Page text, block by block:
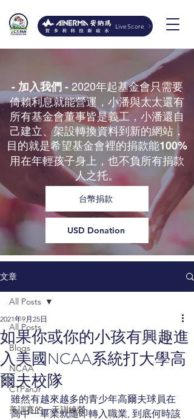
LiveScore
- 加入我們 -2020年起基金會只需要
倚賴利息就能營運，小潘與太太還有
所有基金會董事皆是義工，小潘還自
己建立、架設轉換資料到新的網站，
目的就是希望基金會裡的捐款能100%
用在年輕孩子身上，也不負所有捐款
人之托。
台幣捐款
USD Donation
文章
All Posts
Blogs
NCAA
CTPanJr
美訓賽的一天訓練營
All Posts
如果你或你的小孩有興趣進
入美國NCAA系統打大學高
爾夫校隊
2021年9月25日
雖然有越來越多的青少年高爾夫球員在
高中一畢業就隨即轉入職業, 到底何時該